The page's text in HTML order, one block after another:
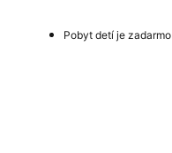
Pobyt detí je zadarmo